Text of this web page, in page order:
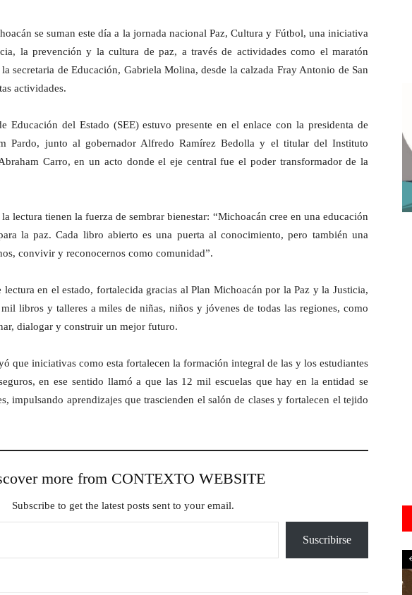
se suman este día a la jornada nacional Paz, Cultura y Fútbol, una iniciativa
la prevención y la cultura de paz, a través de actividades como el maratón
secretaria de Educación, Gabriela Molina, desde la calzada Fray Antonio de San
actividades.
Educación del Estado (SEE) estuvo presente en el enlace con la presidenta de
Pardo, junto al gobernador Alfredo Ramírez Bedolla y el titular del Instituto
Carro, en un acto donde el eje central fue el poder transformador de la
lectura tienen la fuerza de sembrar bienestar: “Michoacán cree en una educación
la paz. Cada libro abierto es una puerta al conocimiento, pero también una
convivir y reconocernos como comunidad”.
lectura en el estado, fortalecida gracias al Plan Michoacán por la Paz y la Justicia,
libros y talleres a miles de niñas, niños y jóvenes de todas las regiones, como
dialogar y construir un mejor futuro.
que iniciativas como esta fortalecen la formación integral de las y los estudiantes
en ese sentido llamó a que las 12 mil escuelas que hay en la entidad se
impulsando aprendizajes que trascienden el salón de clases y fortalecen el tejido
more from CONTEXTO WEBSITE
Subscribe to get the latest posts sent to your email.
Suscribirse